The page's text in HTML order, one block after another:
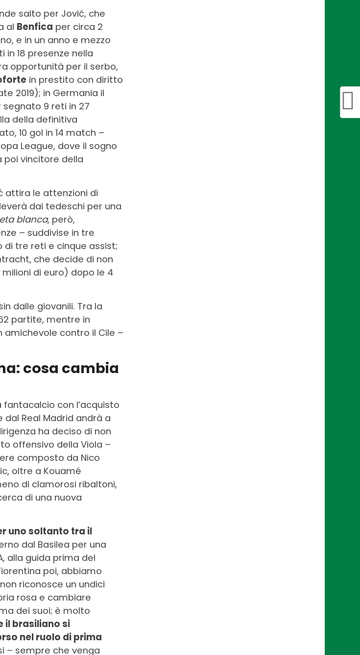
salto per Jović, che
al Benfica per circa 2
e in un anno e mezzo
18 presenze nella
opportunità per il serbo,
in prestito con diritto
2019); in Germania il
9 reti in 27
della definitiva
10 gol in 14 match –
League, dove il sogno
poi vincitore della
attira le attenzioni di
dai tedeschi per una
blanca, però,
– suddivise in tre
di tre reti e cinque assist;
che decide di non
di euro) dopo le 4
dalle giovanili. Tra la
partite, mentre in
amichevole contro il Cile –
cosa cambia
con l’acquisto
Real Madrid andrà a
ha deciso di non
offensivo della Viola –
composto da Nico
oltre a Kouamé
di clamorosi ribaltoni,
di una nuova
uno soltanto tra il
dal Basilea per una
alla guida prima del
poi, abbiamo
riconosce un undici
rosa e cambiare
dei suoi; è molto
il brasiliano si
nel ruolo di prima
– sempre che venga